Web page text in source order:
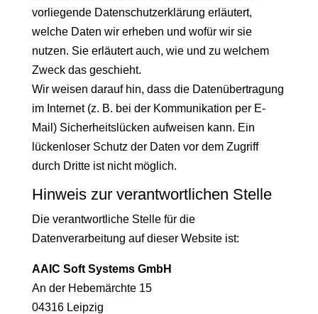
vorliegende Datenschutzerklärung erläutert,
welche Daten wir erheben und wofür wir sie
nutzen. Sie erläutert auch, wie und zu welchem
Zweck das geschieht.
Wir weisen darauf hin, dass die Datenübertragung
im Internet (z. B. bei der Kommunikation per E-
Mail) Sicherheitslücken aufweisen kann. Ein
lückenloser Schutz der Daten vor dem Zugriff
durch Dritte ist nicht möglich.
Hinweis zur verantwortlichen Stelle
Die verantwortliche Stelle für die
Datenverarbeitung auf dieser Website ist:
AAIC Soft Systems GmbH
An der Hebemärchte 15
04316 Leipzig